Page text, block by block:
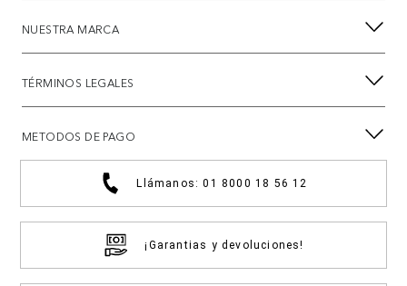
NUESTRA MARCA
TÉRMINOS LEGALES
METODOS DE PAGO
Llámanos: 01 8000 18 56 12
¡Garantias y devoluciones!